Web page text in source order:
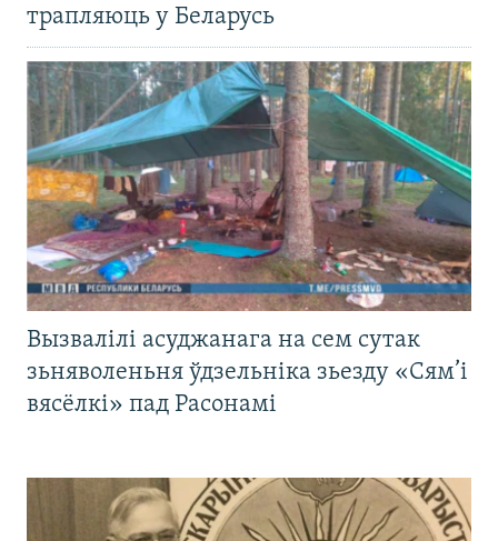
трапляюць у Беларусь
Вызвалілі асуджанага на сем сутак
зьняволеньня ўдзельніка зьезду «Сям’і
вясёлкі» пад Расонамі